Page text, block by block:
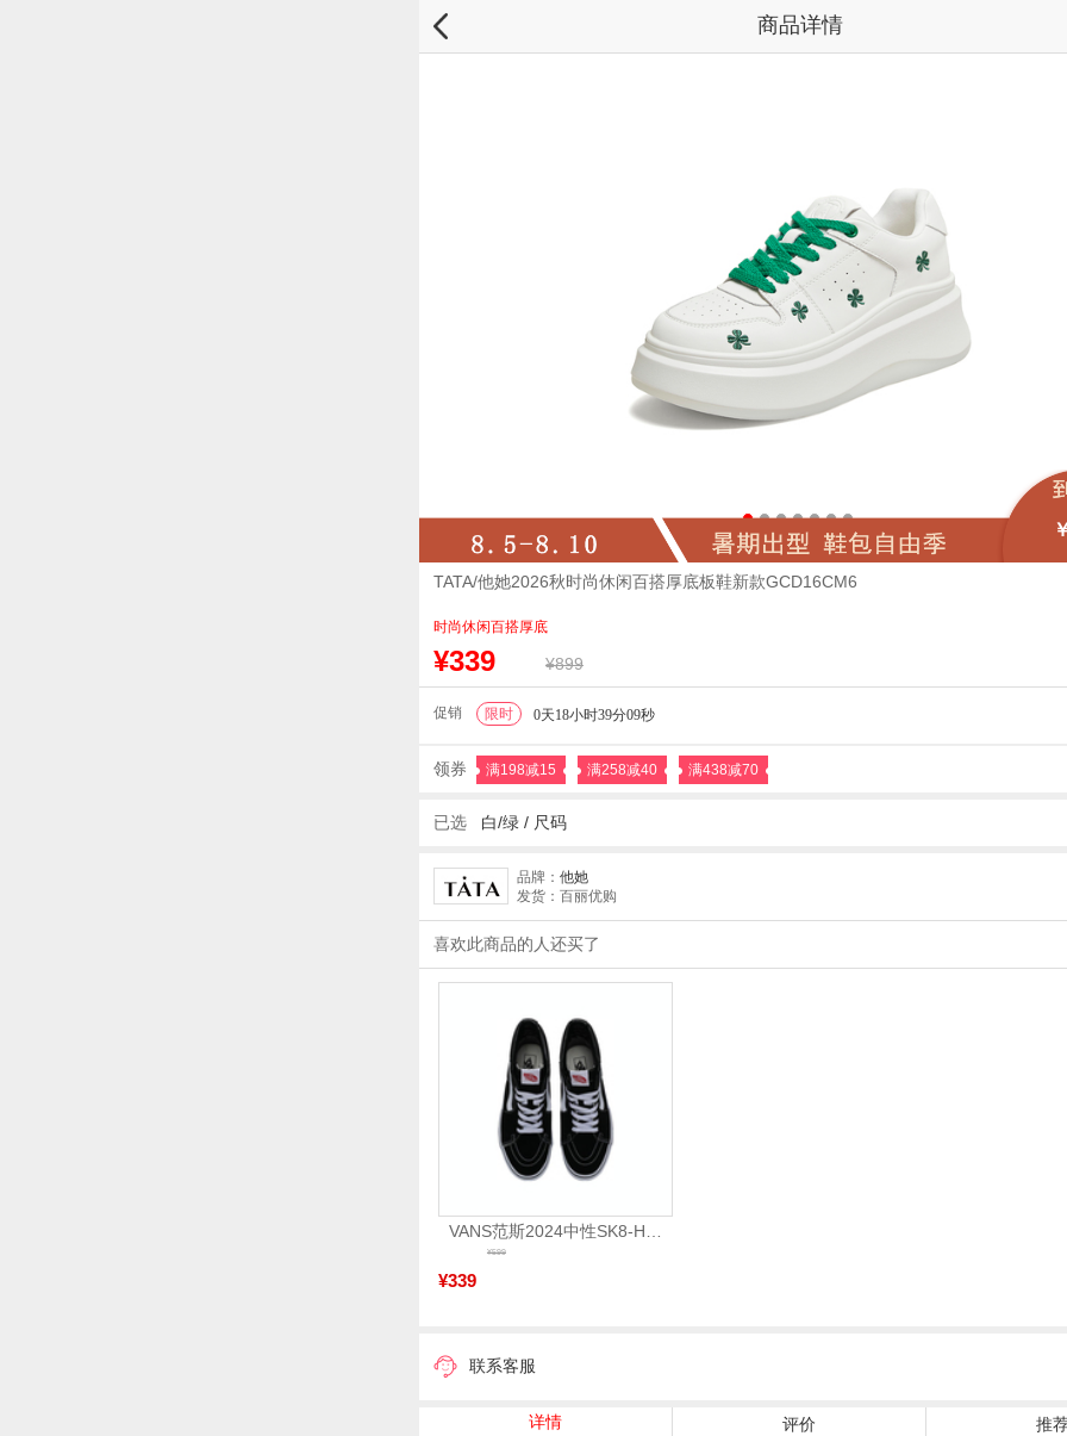
商品详情
TATA/他她2026秋时尚休闲百搭厚底板鞋新款GCD16CM6
时尚休闲百搭厚底
¥339 ¥899
促销 限时 0天18小时39分07秒
领券 满198减15 满258减40 满438减70
已选 白/绿 / 尺码
品牌： 他她
发货：百丽优购
喜欢此商品的人还买了
VANS范斯2024中性SK8-HiCL帆布鞋/硫化鞋VN000D5IB8C
¥339
¥599
联系客服
详情 评价 推